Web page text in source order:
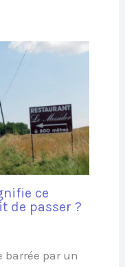
ce
de passer ?
barrée par un